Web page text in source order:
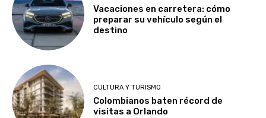
Vacaciones en carretera: cómo
preparar su vehículo según el
destino
CULTURA Y TURISMO
Colombianos baten récord de
visitas a Orlando